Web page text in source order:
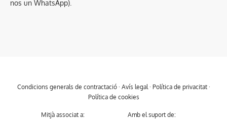
nos un WhatsApp).
Condicions generals de contractació· Avís legal · Política de privacitat·
Política de cookies
Mitjà associat a: Amb el suport de: